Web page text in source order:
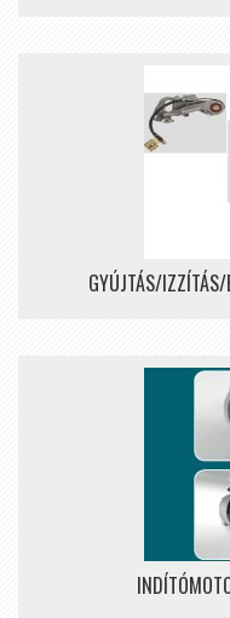
GYÚJTÁS/IZZÍTÁS/